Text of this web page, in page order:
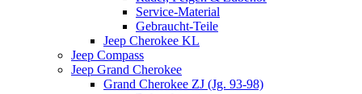
Service-Material
Gebraucht-Teile
Jeep Cherokee KL
Jeep Compass
Jeep Grand Cherokee
Grand Cherokee ZJ (Jg. 93-98)